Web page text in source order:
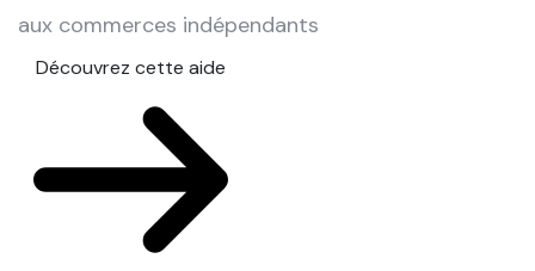
aux commerces indépendants
Découvrez cette aide